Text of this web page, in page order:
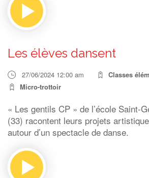
Les élèves dansent
27/06/2024 12:00 am
Classes
Micro-trottoir
« Les gentils CP » de l’école Saint-
(33) racontent leurs projets
autour d’un spectacle de danse.